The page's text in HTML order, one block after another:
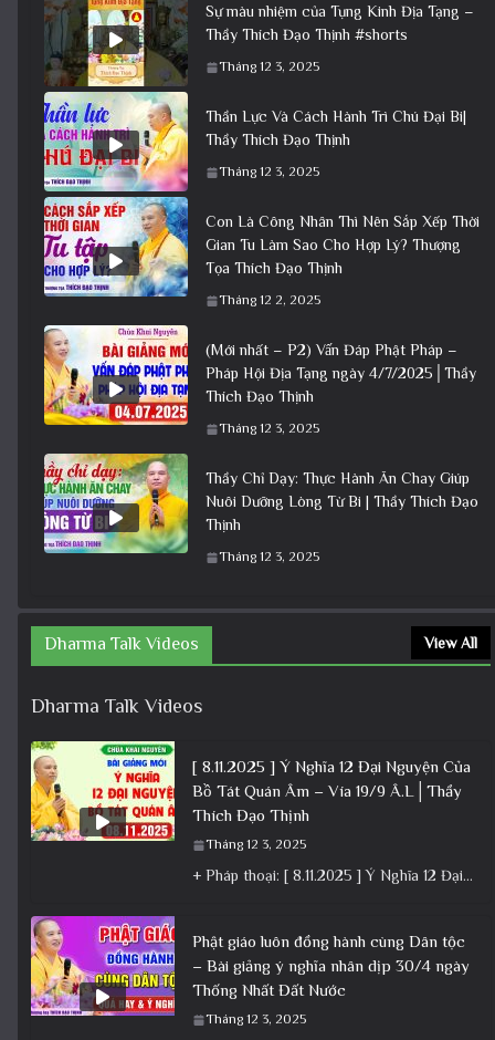
Sự màu nhiệm của Tụng Kinh Địa Tạng –
Thầy Thích Đạo Thịnh #shorts
Tháng 12 3, 2025
Thần Lực Và Cách Hành Trì Chú Đại Bi|
Thầy Thích Đạo Thịnh
Tháng 12 3, 2025
Con Là Công Nhân Thì Nên Sắp Xếp Thời
Gian Tu Làm Sao Cho Hợp Lý?​ Thượng
Tọa Thích Đạo Thịnh
Tháng 12 2, 2025
(Mới nhất – P2) Vấn Đáp Phật Pháp –
Pháp Hội Địa Tạng ngày 4/7/2025│Thầy
Thích Đạo Thịnh
Tháng 12 3, 2025
Thầy Chỉ Dạy: Thực Hành Ăn Chay Giúp
Nuôi Dưỡng Lòng Từ Bi | Thầy Thích Đạo
Thịnh
Tháng 12 3, 2025
Dharma Talk Videos View All
Dharma Talk Videos
[ 8.11.2025 ] Ý Nghĩa 12 Đại Nguyện Của
Bồ Tát Quán Âm – Vía 19/9 Â.L│Thầy
Thích Đạo Thịnh
Tháng 12 3, 2025
+ Pháp thoại: [ 8.11.2025 ] Ý Nghĩa 12 Đại Nguyện Của Bồ Tát Quán Âm – Vía 19/9 Â.L│Thầy
Phật giáo luôn đồng hành cùng Dân tộc
– Bài giảng ý nghĩa nhân dịp 30/4 ngày
Thống Nhất Đất Nước
Tháng 12 3, 2025